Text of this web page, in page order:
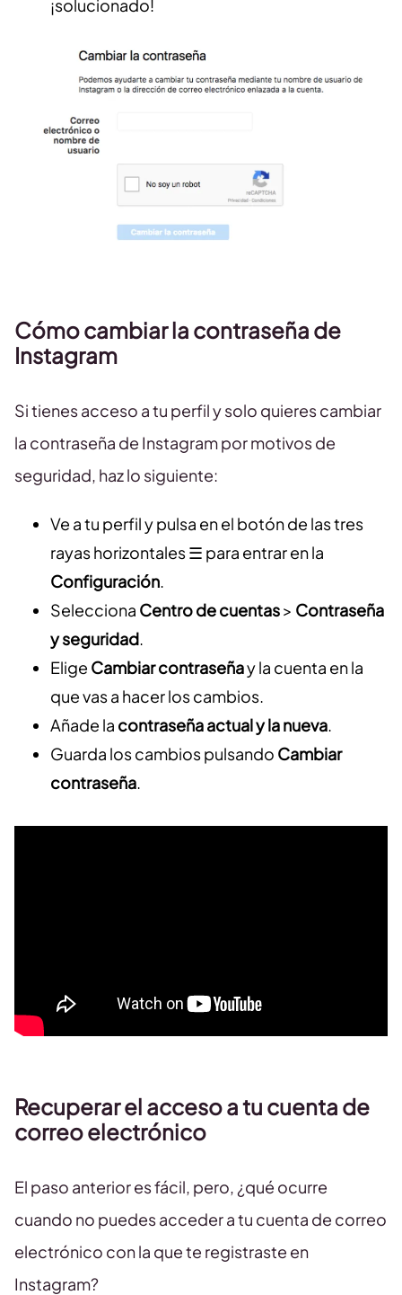
¡solucionado!
Cómo cambiar la contraseña de
Instagram
Si tienes acceso a tu perfil y solo quieres cambiar
la contraseña de Instagram por motivos de
seguridad, haz lo siguiente:
Ve a tu perfil y pulsa en el botón de las tres
rayas horizontales ☰ para entrar en la
Configuración.
Selecciona Centro de cuentas> Contraseña
y seguridad.
Elige Cambiar contraseñay la cuenta en la
que vas a hacer los cambios.
Añade la contraseña actual y la nueva.
Guarda los cambios pulsando Cambiar
contraseña.
Recuperar el acceso a tu cuenta de
correo electrónico
El paso anterior es fácil, pero, ¿qué ocurre
cuando no puedes acceder a tu cuenta de correo
electrónico con la que te registraste en
Instagram?